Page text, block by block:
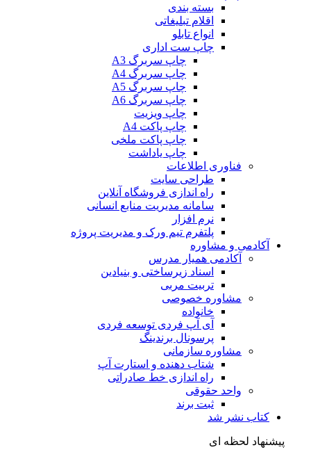
بسته بندی
اقلام تبلیغاتی
انواع تابلو
چاپ ست اداری
چاپ سربرگ A3
چاپ سربرگ A4
چاپ سربرگ A5
چاپ سربرگ A6
چاپ ویزیت
چاپ پاکت A4
چاپ پاکت ملخی
چاپ یاداشت
فناوری اطلاعات
طراحی سایت
راه اندازی فروشگاه آنلاین
سامانه مدیریت منابع انسانی
نرم افزار
پلتفرم تیم ورک و مدیریت پروژه
آکادمی و مشاوره
آکادمی همیار مدرس
اسناد زیرساختی و بنیادین
تربیت مربی
مشاوره خصوصی
خانواده
آی آپ فردی توسعه فردی
پرسونال برندینگ
مشاوره سازمانی
شتاب دهنده و استارت آپ
راه اندازی خط صادراتی
واحد حقوقی
ثبت برند
کتاب نشر شد
لحظه ای